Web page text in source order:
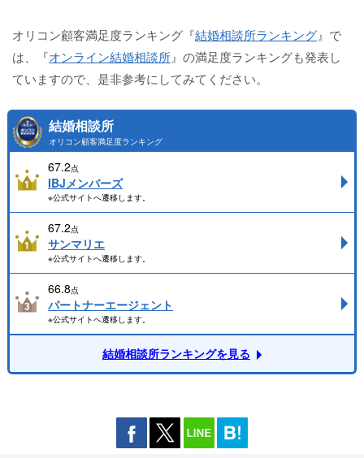
オリコン顧客満足度ランキング『結婚相談所ランキング』で
は、『オンライン結婚相談所』の満足度ランキングも発表し
ていますので、是非参考にしてみてください。
結婚相談所
オリコン顧客満足度ランキング
67.2点
IBJメンバーズ
※公式サイトへ遷移します。
67.2点
サンマリエ
※公式サイトへ遷移します。
66.8点
パートナーエージェント
※公式サイトへ遷移します。
結婚相談所ランキングを見る